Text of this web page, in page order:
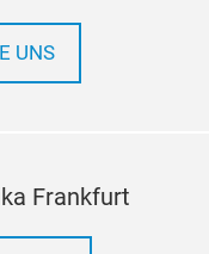
UNS
Frankfurt